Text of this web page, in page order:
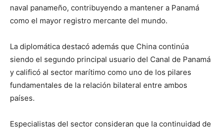
naval panameño, contribuyendo a mantener a Panamá
como el mayor registro mercante del mundo.
La diplomática destacó además que China continúa
siendo el segundo principal usuario del Canal de Panamá
y calificó al sector marítimo como uno de los pilares
fundamentales de la relación bilateral entre ambos
países.
Especialistas del sector consideran que la continuidad de